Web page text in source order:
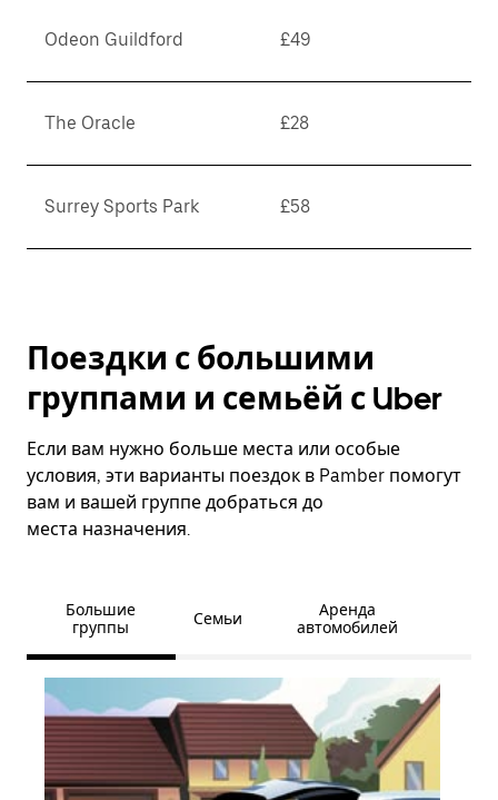
Odeon Guildford £49
The Oracle £28
Surrey Sports Park £58
Поездки с большими
группами и семьёй с Uber
Если вам нужно больше места или особые
условия, эти варианты поездок в Pamber помогут
вам и вашей группе добраться до
места назначения.
Большие
группы
Семьи
Аренда
автомобилей